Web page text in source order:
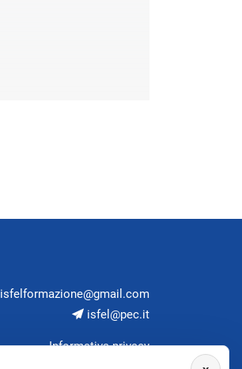
isfelformazione@gmail.com
isfel@pec.it
Informativa privacy